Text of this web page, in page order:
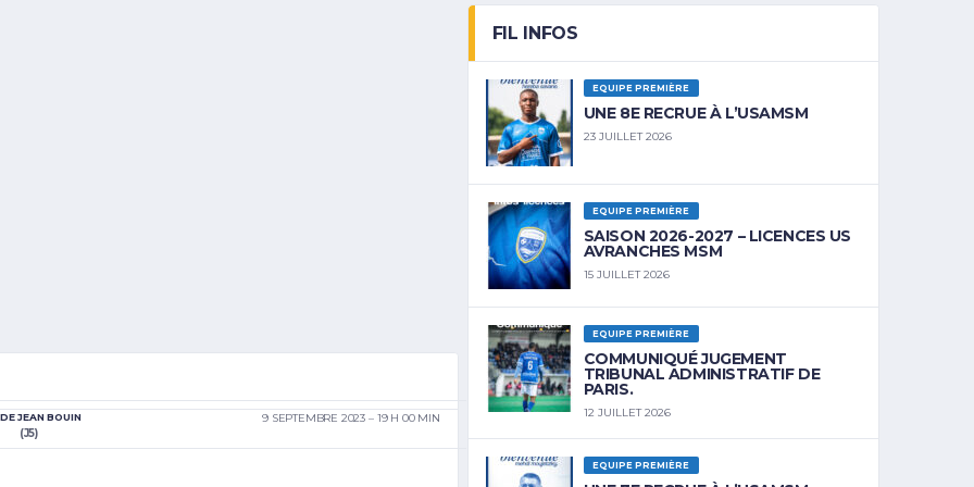
JEAN BOUIN 9 SEPTEMBRE 2023
19 H 00 MIN
(J5)
FIL INFOS
EQUIPE PREMIÈRE
UNE 8E RECRUE À L’USAMSM
23 JUILLET 2026
EQUIPE PREMIÈRE
SAISON 2026-2027 – LICENCES US
AVRANCHES MSM
15 JUILLET 2026
EQUIPE PREMIÈRE
COMMUNIQUÉ JUGEMENT
TRIBUNAL ADMINISTRATIF DE
PARIS.
12 JUILLET 2026
EQUIPE PREMIÈRE